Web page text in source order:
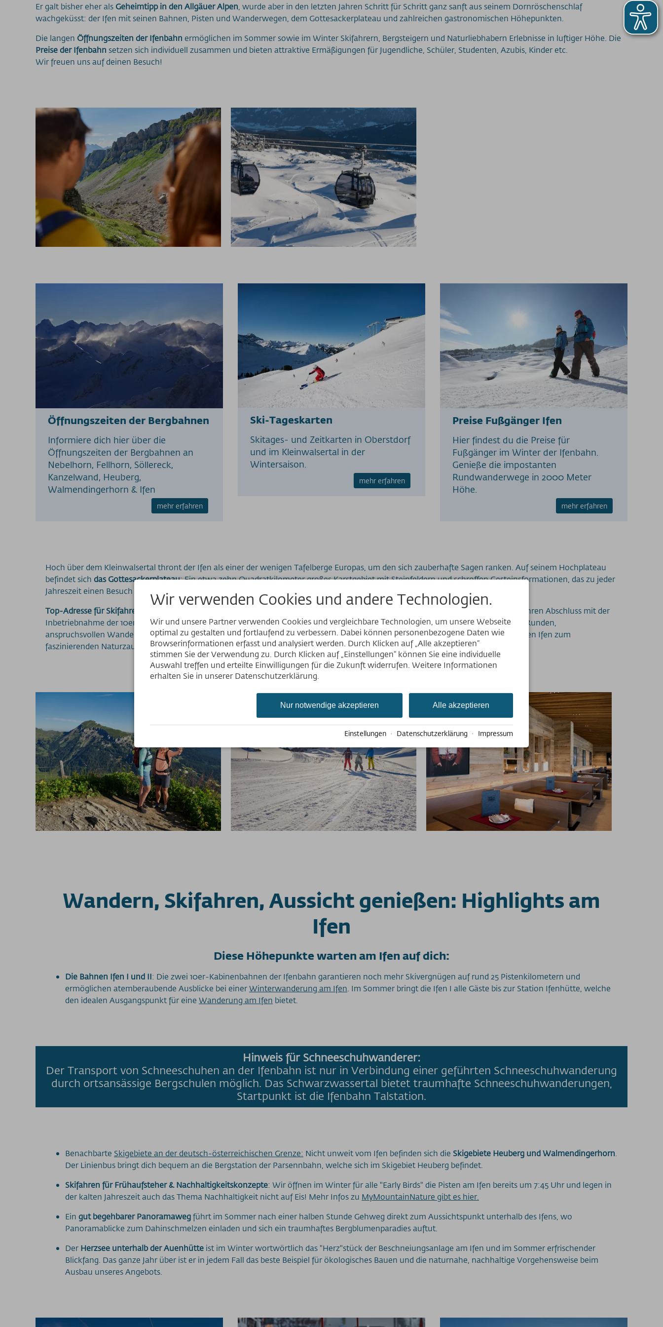
Er galt bisher eher als Geheimtipp in den Allgäuer Alpen, wurde aber in den letzten Jahren Schritt für Schritt ganz sanft aus seinem Dornröschenschlaf
wachgeküsst: der Ifen mit seinen Bahnen, Pisten und Wanderwegen, dem Gottesackerplateau und zahlreichen gastronomischen Höhepunkten.
Die langen Öffnungszeiten der Ifenbahn ermöglichen im Sommer sowie im Winter Skifahrern, Bergsteigern und Naturliebhabern Erlebnisse in luftiger Höhe. Die
Preise der Ifenbahn setzen sich individuell zusammen und bieten attraktive Ermäßigungen für Jugendliche, Schüler, Studenten, Azubis, Kinder etc.
Wir freuen uns auf deinen Besuch!
Öffnungszeiten der Bergbahnen
Informiere dich hier über die
Öffnungszeiten der Bergbahnen an
Nebelhorn, Fellhorn, Söllereck,
Kanzelwand, Heuberg,
Walmendingerhorn & Ifen
mehr erfahren
Ski-Tageskarten
Skitages- und Zeitkarten in Oberstdorf
und im Kleinwalsertal in der
Wintersaison.
mehr erfahren
Preise Fußgänger Ifen
Hier findest du die Preise für
Fußgänger im Winter der Ifenbahn.
Genieße die impostanten
Rundwanderwege in 2000 Meter
Höhe.
mehr erfahren
Hoch über dem Kleinwalsertal thront der Ifen als einer der wenigen Tafelberge Europas, um den sich zauberhafte Sagen ranken. Auf seinem Hochplateau
befindet sich das Gottesackerplateau: Ein etwa zehn Quadratkilometer großes Karstgebiet mit Steinfeldern und schroffen Gesteinsformationen, das zu jeder
Jahreszeit einen Besuch wert ist.
Top-Adresse für Skifahrer
Familienurlaub im Allgäu
fand ihren Abschluss mit der
Inbetriebnahme der 10er-Kabinenbahnen Ifen I und II.Im Sommerpunktet der Ifen bei Wanderbegeisterten mit seinen Panorama-Runden,
anspruchsvollen Wanderungen und herrlichem Ausblick. Spektakuläre Felsen und das eindrucksvolle Gottesackerplateau machen den Ifen zum
faszinierenden Naturzauber aus Stein.
Wandern, Skifahren, Aussicht genießen: Highlights am
Ifen
Diese Höhepunkte warten am Ifen auf dich:
Die Bahnen Ifen I und II: Die zwei 10er-Kabinenbahnen der Ifenbahn garantieren noch mehr Skivergnügen auf rund 25 Pistenkilometern und
ermöglichen atemberaubende Ausblicke bei einerWinterwanderung am Ifen . Im Sommer bringt die Ifen I alle Gäste bis zur Station Ifenhütte, welche
den idealen Ausgangspunkt für eine Wanderung am Ifen bietet.
Hinweis für Schneeschuhwanderer:
Der Transport von Schneeschuhen an der Ifenbahn ist nur in Verbindung einer geführten Schneeschuhwanderung
durch ortsansässige Bergschulen möglich. Das Schwarzwassertal bietet traumhafte Schneeschuhwanderungen,
Startpunkt ist die Ifenbahn Talstation.
Benachbarte Skigebiete an der deutsch-österreichischen Grenze: Nicht unweit vom Ifen befinden sich die Skigebiete Heuberg und Walmendingerhorn
Der Linienbus bringt dich bequem an die Bergstation der Parsennbahn, welche sich im Skigebiet Heuberg befindet.
Skifahren für Frühaufsteher & Nachhaltigkeitskonzepte: Wir öffnen im Winter für alle "Early Birds" die Pisten am Ifen bereits um 7:45 Uhr und legen in
der kalten Jahreszeit auch das Thema Nachhaltigkeit nicht auf Eis! Mehr Infos zu MyMountainNature gibt es hier.
Ein gut begehbarer Panoramawegführt im Sommer nach einer halben Stunde Gehweg direkt zum Aussichtspunkt unterhalb des Ifens, wo
Panoramablicke zum Dahinschmelzen einladen und sich ein traumhaftes Bergblumenparadies auftut.
Der Herzsee unterhalb der Auenhütte ist im Winter wortwörtlich das "Herz"stück der Beschneiungsanlage am Ifen und im Sommer erfrischender
Blickfang. Das ganze Jahr über ist er in jedem Fall das beste Beispiel für ökologisches Bauen und die naturnahe, nachhaltige Vorgehensweise beim
Ausbau unseres Angebots.
Wir verwenden Cookies und andere Technologien.
Wir und unsere Partner verwenden Cookies und vergleichbare Technologien, um unsere Webseite
optimal zu gestalten und fortlaufend zu verbessern. Dabei können personenbezogene Daten wie
Browserinformationen erfasst und analysiert werden. Durch Klicken auf „Alle akzeptieren“
stimmen Sie der Verwendung zu. Durch Klicken auf „Einstellungen“ können Sie eine individuelle
Auswahl treffen und erteilte Einwilligungen für die Zukunft widerrufen. Weitere Informationen
erhalten Sie in unserer Datenschutzerklärung.
Alle akzeptieren
Nur notwendige akzeptieren
Einstellungen · Datenschutzerklärung · Impressum
Website
Deutsch
English